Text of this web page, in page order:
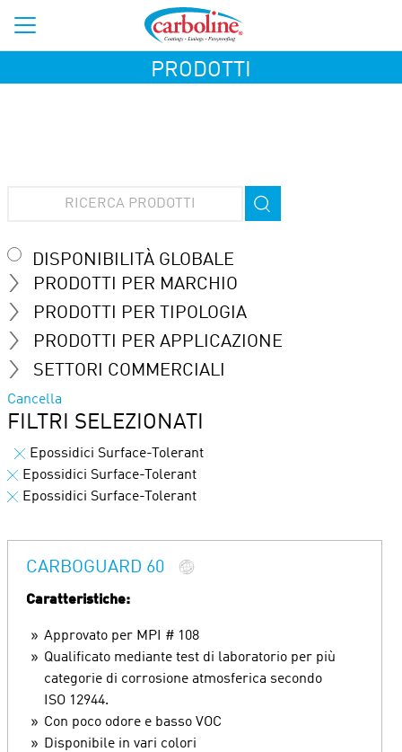
PRODOTTI
DISPONIBILITÀ GLOBALE
PRODOTTI PER MARCHIO
PRODOTTI PER TIPOLOGIA
PRODOTTI PER APPLICAZIONE
SETTORI COMMERCIALI
Cancella
FILTRI SELEZIONATI
Epossidici Surface-Tolerant
Epossidici Surface-Tolerant
Epossidici Surface-Tolerant
CARBOGUARD 60
Caratteristiche:
Approvato per MPI # 108
Qualificato mediante test di laboratorio per più
categorie di corrosione atmosferica secondo
ISO 12944.
Con poco odore e basso VOC
Disponibile in vari colori